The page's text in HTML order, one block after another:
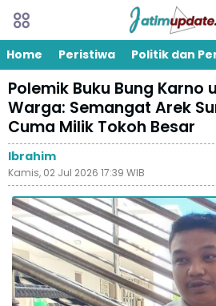
Home Peristiwa Politik dan
Polemik Buku Bung Karno
Warga: Semangat Arek
Cuma Milik Tokoh Besar
Ibrahim
Kamis, 02 Jul 2026 17:39 WIB